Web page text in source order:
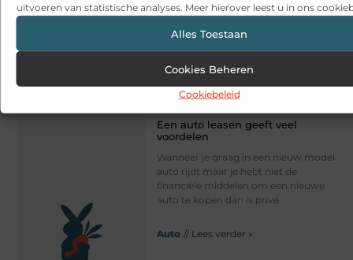
uitvoeren van statistische analyses. Meer hierover leest u in ons
Alles Toestaan
Cookies Beheren
Cookiebeleid
Een auto leasen geeft veel
voordelen
Wanneer je graag in een nieuw model
auto rijdt maar je hebt niet de
financiële middelen om een nieuwe
auto te kopen dan is privé
Auto // Lees verder »